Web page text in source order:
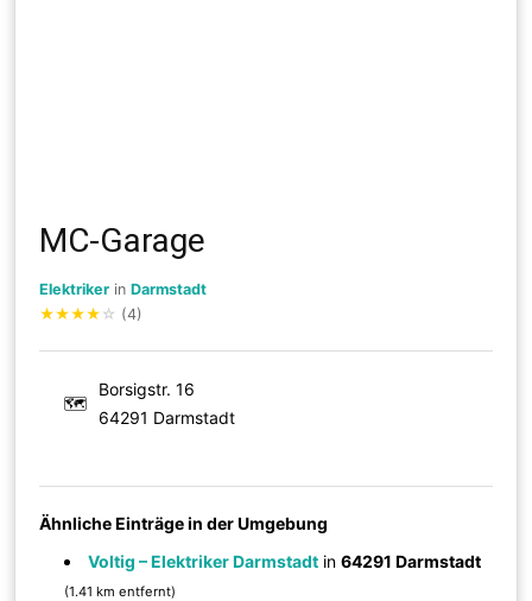
MC-Garage
Elektriker inDarmstadt
★★★★ ☆ (4)
🗺
Borsigstr. 16
64291 Darmstadt
Ähnliche Einträge in der Umgebung
Voltig – Elektriker Darmstadt in64291 Darmstadt
(1.41 km entfernt)